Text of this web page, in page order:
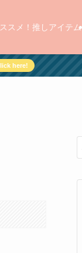
スメ！推しアイテム
here!